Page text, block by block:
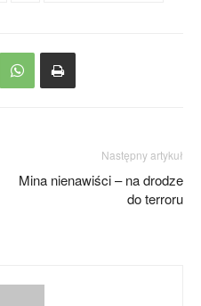
Następny artykuł
Mina nienawiści – na drodze
do terroru